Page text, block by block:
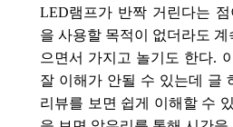
LED램프가 반짝 거린다는
을 사용할 목적이 없더라도
으면서 가지고 놀기도 한다.
잘 이해가 안될 수 있는데 글
리뷰를 보면 쉽게 이해할 수